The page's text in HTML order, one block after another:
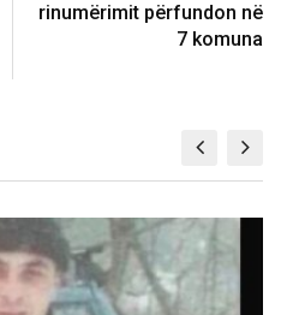
rinumërimit përfundon në
7 komuna